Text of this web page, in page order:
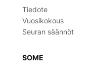
Tiedote
Vuosikokous
Seuran säännöt
SOME